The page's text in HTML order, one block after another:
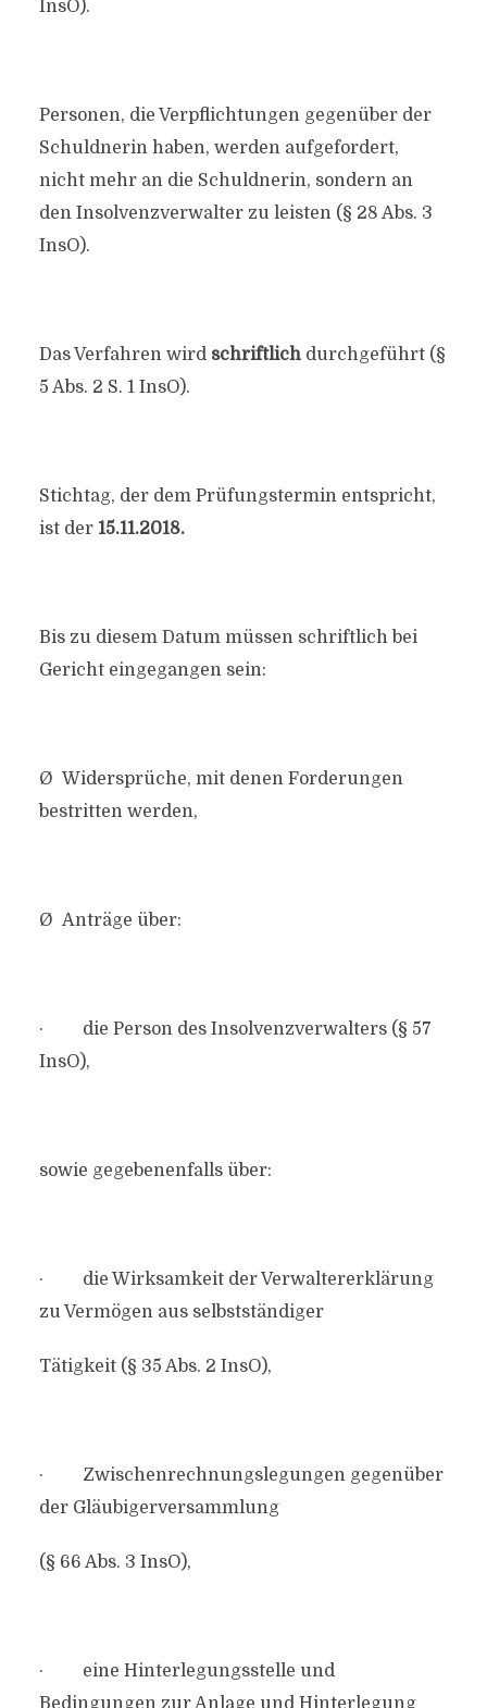
InsO).
Personen, die Verpflichtungen gegenüber der
Schuldnerin haben, werden aufgefordert,
nicht mehr an die Schuldnerin, sondern an
den Insolvenzverwalter zu leisten (§ 28 Abs. 3
InsO).
Das Verfahren wird schriftlichdurchgeführt (§
5 Abs. 2 S. 1 InsO).
Stichtag, der dem Prüfungstermin entspricht,
ist der 15.11.2018.
Bis zu diesem Datum müssen schriftlich bei
Gericht eingegangen sein:
Ø Widersprüche, mit denen Forderungen
bestritten werden,
Ø Anträge über:
· die Person des Insolvenzverwalters (§ 57
InsO),
sowie gegebenenfalls über:
· die Wirksamkeit der Verwaltererklärung
zu Vermögen aus selbstständiger
Tätigkeit (§ 35 Abs. 2 InsO),
· Zwischenrechnungslegungen gegenüber
der Gläubigerversammlung
(§ 66 Abs. 3 InsO),
· eine Hinterlegungsstelle und
Bedingungen zur Anlage und Hinterlegung